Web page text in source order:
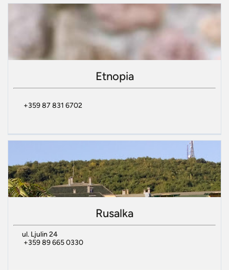
Etnopia
+359 87 831 6702
Rusalka
ul. Ljulin 24
+359 89 665 0330